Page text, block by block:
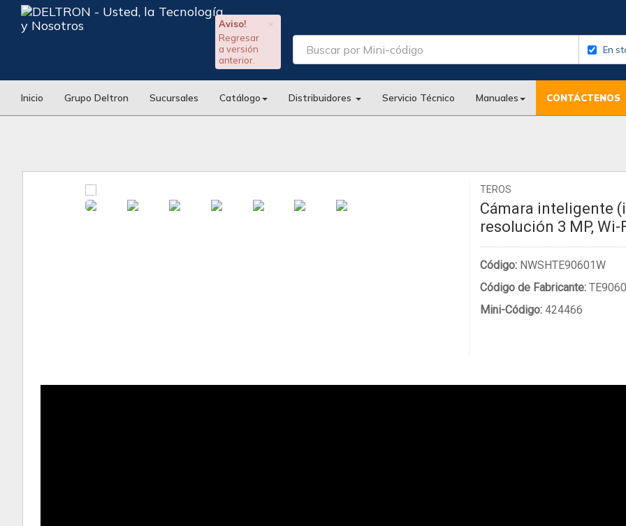
×
Aviso!
Regresar
a versión
anterior.
En
Inicio Grupo Deltron Sucursales Catálogo Distribuidores Servicio Técnico Manuales CONTÁCTENOS
TEROS
Cámara inteligente
resolución 3 MP,
Código: NWSHTE90601W
Código de Fabricante:
Mini-Código: 424466